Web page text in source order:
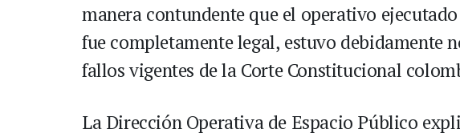
manera contundente que el operativo
fue completamente legal, estuvo debidamente
fallos vigentes de la Corte Constitucional
La Dirección Operativa de Espacio Público